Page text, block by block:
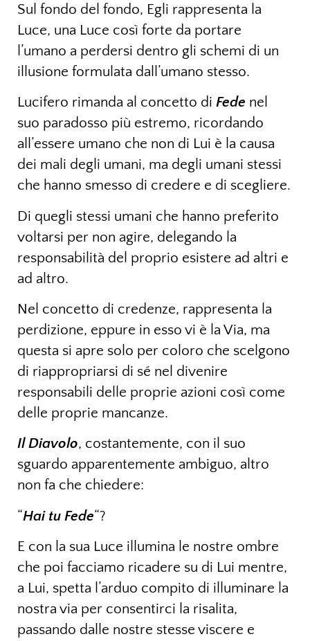
Sul fondo del fondo, Egli rappresenta la
Luce, una Luce così forte da portare
l’umano a perdersi dentro gli schemi di un
illusione formulata dall’umano stesso.
Lucifero rimanda al concetto di Fede nel
suo paradosso più estremo, ricordando
all’essere umano che non di Lui è la causa
dei mali degli umani, ma degli umani stessi
che hanno smesso di credere e di scegliere.
Di quegli stessi umani che hanno preferito
voltarsi per non agire, delegando la
responsabilità del proprio esistere ad altri e
ad altro.
Nel concetto di credenze, rappresenta la
perdizione, eppure in esso vi è la Via, ma
questa si apre solo per coloro che scelgono
di riappropriarsi di sé nel divenire
responsabili delle proprie azioni così come
delle proprie mancanze.
Il Diavolo, costantemente, con il suo
sguardo apparentemente ambiguo, altro
non fa che chiedere:
“Hai tu Fede“?
E con la sua Luce illumina le nostre ombre
che poi facciamo ricadere su di Lui mentre,
a Lui, spetta l’arduo compito di illuminare la
nostra via per consentirci la risalita,
passando dalle nostre stesse viscere e